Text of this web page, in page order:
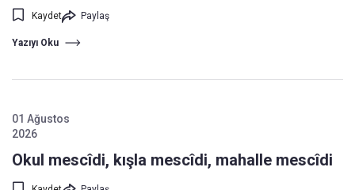
Kaydet Paylaş
Yazıyı Oku
01 Ağustos
2026
Okul mescîdi, kışla mescîdi, mahalle mescîdi